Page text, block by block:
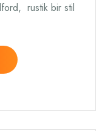
rustik bir stil